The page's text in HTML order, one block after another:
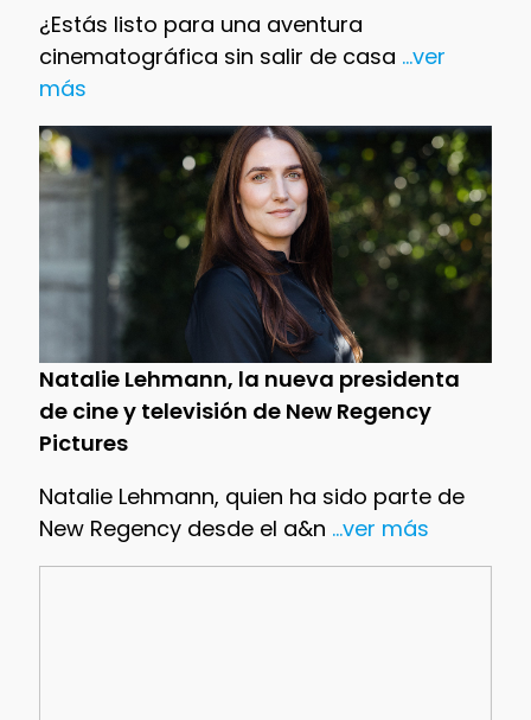
¿Estás listo para una aventura
cinematográfica sin salir de casa ...ver
más
Natalie Lehmann, la nueva presidenta
de cine y televisión de New Regency
Pictures
Natalie Lehmann, quien ha sido parte de
New Regency desde el a&n ...ver más